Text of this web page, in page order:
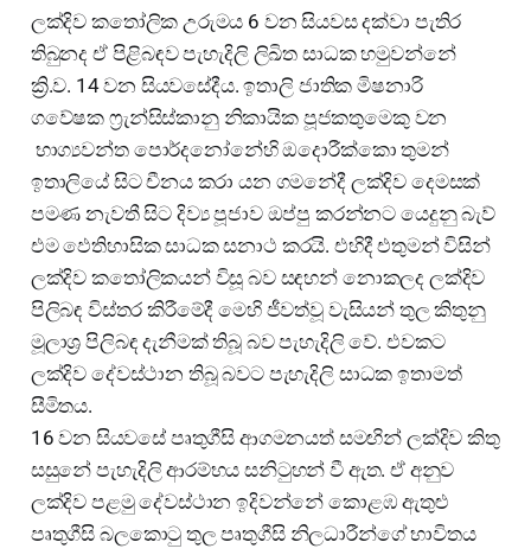
ලක්දිව කතෝලික උරුමය 6 වන සියවස දක්වා පැතිර
තිබුනද ඒ පිළිබඳව පැහැදිලි ලිඛිත සාධක හමුවන්නේ
ක්‍රි.ව. 14 වන සියවසේදීය. ඉතාලි ජාතික මිෂනාරි
ගවේෂක ෆ්‍රැන්සිස්කානු නිකායික පූජකතුමෙකු වන
භාග්‍යවන්ත පොර්දනෝනේහි ඔදොරීක්කො තුමන්
ඉතාලියේ සිට චීනය කරා යන ගමනේදී ලක්දිව දෙමසක්
පමණ නැවතී සිට දිව්‍ය පූජාව ඔප්පු කරන්නට යෙදුනු බැව්
එම ඵෙතිහාසික සාධක සනාථ කරයි. එහිදී එතුමන් විසින්
ලක්දිව කතෝලිකයන් විසූ බව සඳහන් නොකලද ලක්දිව
පිලිබඳ විස්තර කිරීමේදී මෙහි ජීවත්වූ වැසියන් තුල කිතුනු
මූලාශ්‍ර පිලිබඳ දැනීමක් තිබූ බව පැහැදිලි වේ. එවකට
ලක්දිව දේවස්ථාන තිබූ බවට පැහැදිලි සාධක ඉතාමත්
සීමිතය.
16 වන සියවසේ පෘතුගීසි ආගමනයත් සමඟින් ලක්දිව කිතු
සසුනේ පැහැදිලි ආරම්භය සනිටුහන් වී ඇත. ඒ අනුව
ලක්දිව පළමු දේවස්ථාන ඉදිවන්නේ කොළඹ ඇතුළු
පෘතුගීසි බලකොටු තුල පෘතුගීසි නිලධාරීන්ගේ භාවිතය